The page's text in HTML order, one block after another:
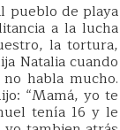
pueblo de playa
a la lucha
la tortura,
Natalia cuando
habla mucho.
“Mamá, yo te
tenía 16 y le